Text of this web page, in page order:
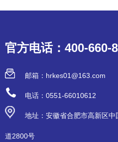
官方电话：400-660-
邮箱：hrkes01@163.com
电话：0551-66010612
地址：安徽省合肥市高新区
道2800号